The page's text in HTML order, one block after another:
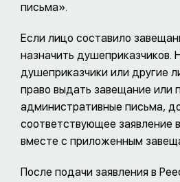
письма».
Если лицо составило
назначить душеприказчиков.
душеприказчики или другие
право выдать завещание или
административные письма,
соответствующее заявление
вместе с приложенным
После подачи заявления в